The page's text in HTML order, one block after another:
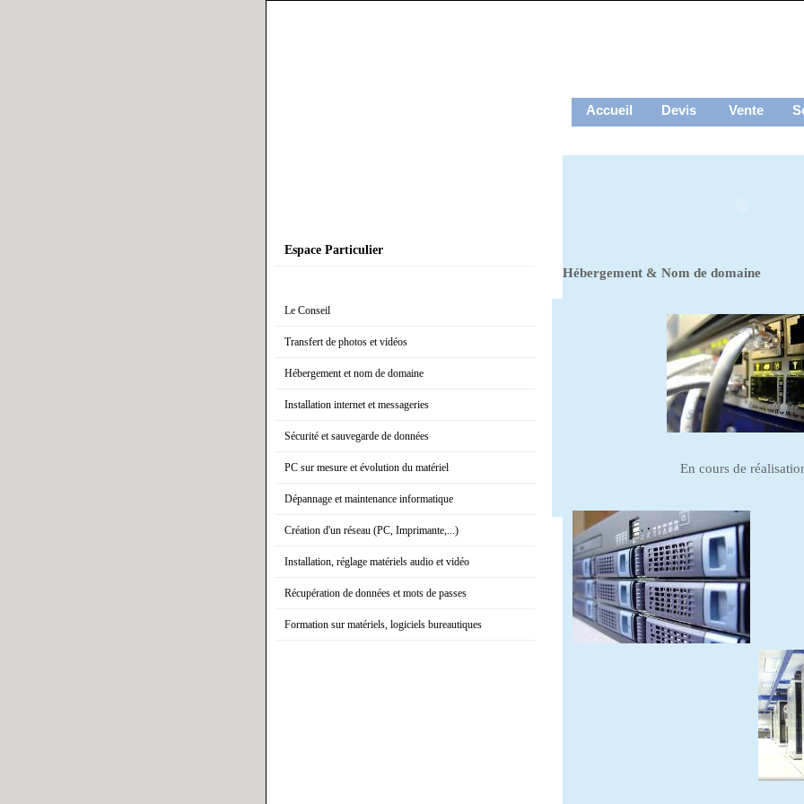
Accueil Devis Vente
Espace Particulier
Le Conseil
Transfert de photos et vidéos
Hébergement et nom de domaine
Installation internet et messageries
Sécurité et sauvegarde de données
PC sur mesure et évolution du matériel
Dépannage et maintenance informatique
Création d'un réseau (PC, Imprimante,...)
Installation, réglage matériels audio et vidéo
Récupération de données et mots de passes
Formation sur matériels, logiciels bureautiques
Hébergement & Nom de domaine
En cours de